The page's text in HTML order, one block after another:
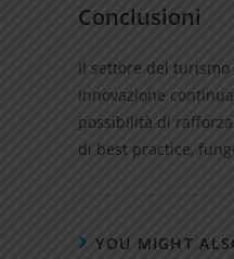
Conclusioni
Il settore del
innovazione
possibilità di
di best practice,
YOU MIGHT